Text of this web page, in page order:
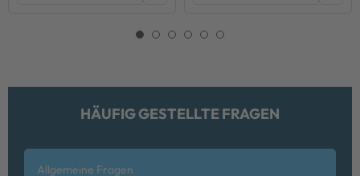
HÄUFIG GESTELLTE FRAGEN
Allgemeine Fragen